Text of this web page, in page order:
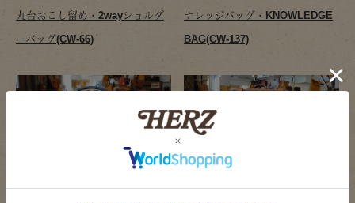
丸台おこし留め・2wayショルダ
ーバッグ(CW-66)
ナレッジバッグ・KNOWLEDGE
BAG(CW-137)